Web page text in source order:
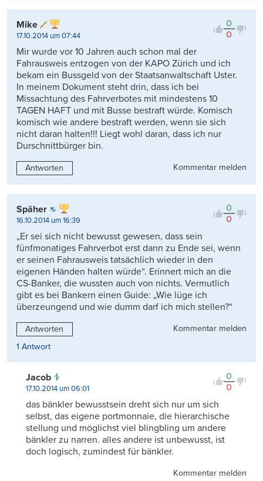
0
0
Mike
17.10.2014 um 07:44
Mir wurde vor 10 Jahren auch schon mal der
Fahrausweis entzogen von der KAPO Zürich und ich
bekam ein Bussgeld von der Staatsanwaltschaft Uster.
In meinem Dokument steht drin, dass ich bei
Missachtung des Fahrverbotes mit mindestens 10
TAGEN HAFT und mit Busse bestraft würde. Komisch
komisch wie andere bestraft werden, wenn sie sich
nicht daran halten!!! Liegt wohl daran, dass ich nur
Durschnittbürger bin.
Antworten Kommentar melden
0
0
Späher
16.10.2014 um 16:39
„Er sei sich nicht bewusst gewesen, dass sein
fünfmonatiges Fahrverbot erst dann zu Ende sei, wenn
er seinen Fahrausweis tatsächlich wieder in den
eigenen Händen halten würde“. Erinnert mich an die
CS-Banker, die wussten auch von nichts. Vermutlich
gibt es bei Bankern einen Guide: „Wie lüge ich
überzeungend und wie dumm darf ich mich stellen?“
Antworten
Kommentar melden
1 Antwort
0
0
Jacob
17.10.2014 um 06:01
das bänkler bewusstsein dreht sich nur um sich
selbst, das eigene portmonnaie, die hierarchische
stellung und möglichst viel blingbling um andere
bänkler zu narren. alles andere ist unbewusst, ist
doch logisch, zumindest für bänkler.
Kommentar melden